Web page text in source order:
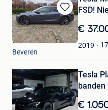
Bewaren
in
Mijn
Favorieten
FSD!
€
2019
Dries
Beveren
Bewaren
Mijn
FavorietenTesla
€